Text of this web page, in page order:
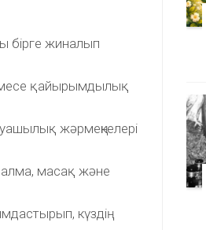
бірге жиналып
қайырымдылық
жәрмеңкелері
алма, масақ және
күздің